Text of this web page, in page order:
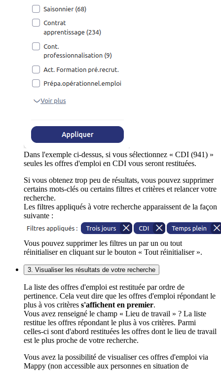
Dans l'exemple ci-dessus, si vous sélectionnez « CDI (941) »
seules les offres d'emploi en CDI vous seront restituées.
Si vous obtenez trop peu de résultats, vous pouvez supprimer
certains mots-clés ou certains filtres et critères et relancer votre
recherche.
Les filtres appliqués à votre recherche apparaissent de la façon
suivante :
Vous pouvez supprimer les filtres un par un ou tout
réinitialiser en cliquant sur le bouton « Tout réinitialiser ».
3. Visualiser les résultats de votre recherche
La liste des offres d'emploi est restituée par ordre de
pertinence. Cela veut dire que les offres d'emploi répondant le
plus à vos critères s'affichent en premier.
Vous avez renseigné le champ « Lieu de travail » ? La liste
restitue les offres répondant le plus à vos critères. Parmi
celles-ci sont d'abord restituées les offres dont le lieu de travail
est le plus proche de votre recherche.
Vous avez la possibilité de visualiser ces offres d'emploi via
Mappy (non accessible aux personnes en situation de